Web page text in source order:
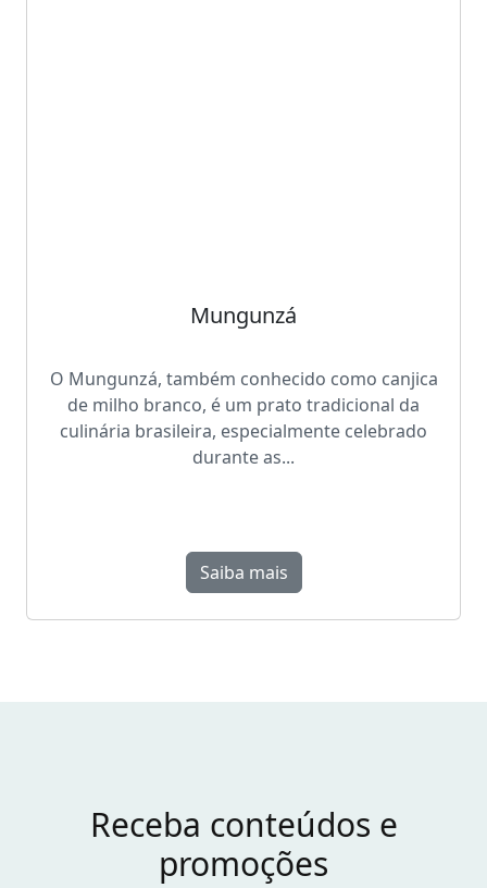
Mungunzá
O Mungunzá, também conhecido como canjica
de milho branco, é um prato tradicional da
culinária brasileira, especialmente celebrado
durante as...
Saiba mais
Receba conteúdos e
promoções